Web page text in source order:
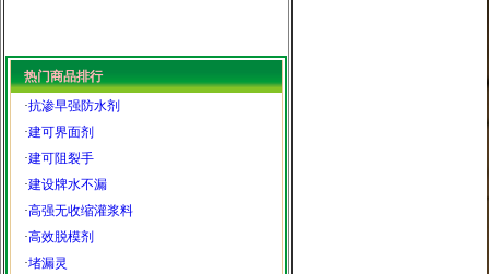
热门商品排行
·抗渗早强防水剂
·建可界面剂
·建可阻裂手
·建设牌水不漏
·高强无收缩灌浆料
·高效脱模剂
·堵漏灵